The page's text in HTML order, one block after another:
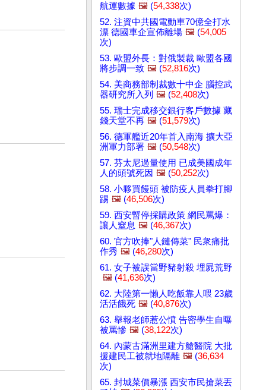
航運數據 🖼️ (54,338次)
52. 注資中共國電動車70億全打水
漂 德國車企宣佈離場 🖼️ (54,005
次)
53. 歐盟外長：對俄製裁 歐盟各國
將步調一致 🖼️ (52,816次)
54. 美商務部制裁數十中企 腦控武
器研究所入列 🖼️ (52,408次)
55. 瑞士完成移交銀行客戶數據 藏
錢天堂不再 🖼️ (51,579次)
56. 德軍艦近20年首入南海 擴大亞
洲軍力部署 🖼️ (50,548次)
57. 芬太尼過量使用 已成美國成年
人的頭號死因 🖼️ (50,252次)
58. 小夥買饅頭 被防疫人員拳打腳
踢 🖼️ (46,506次)
59. 西安暫停採購政策 網民罵爆：
讓人窒息 🖼️ (46,367次)
60. 官方吹捧"人鏈傳菜" 民衆痛批
作秀 🖼️ (46,280次)
61. 女子被誤當野豬射殺 埋屍荒野
🖼️ (41,636次)
62. 大陸第一懶人吃飯靠人喂 23歲
活活餓死 🖼️ (40,876次)
63. 舉報老師惹公憤 告密學生自曝
被罵慘 🖼️ (38,122次)
64. 內蒙古滿洲里建方艙醫院 大批
援建民工被就地隔離 🖼️ (36,634
次)
65. 封城菜價暴漲 西安市民搶菜丟